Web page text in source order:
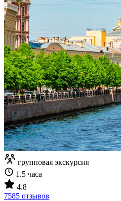
групповая экскурсия
1.5 часа
4.8
7585 отзывов